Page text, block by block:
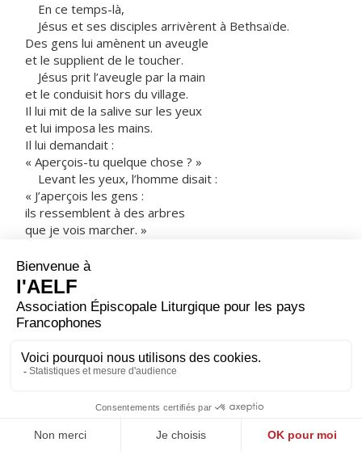
En ce temps-là,
Jésus et ses disciples arrivèrent à Bethsaïde.
Des gens lui amènent un aveugle
et le supplient de le toucher.
Jésus prit l’aveugle par la main
et le conduisit hors du village.
Il lui mit de la salive sur les yeux
et lui imposa les mains.
Il lui demandait :
« Aperçois-tu quelque chose ? »
Levant les yeux, l’homme disait :
« J’aperçois les gens :
ils ressemblent à des arbres
que je vois marcher. »
sur les yeux de l’homme ;
celui-ci se mit à voir normalement,
il se trouva guéri,
et il distinguait tout avec netteté.
Jésus le renvoya dans sa maison en disant :
« Ne rentre même pas dans le village. »
– Acclamons la Parole de Dieu.